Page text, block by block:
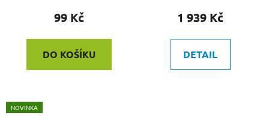
99 Kč
DO KOŠÍKU
1 939 Kč
DETAIL
NOVINKA